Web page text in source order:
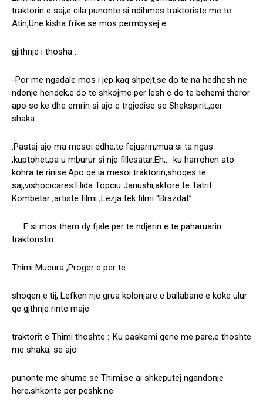
traktorin e saj,e cila punonte si ndihmes traktoriste me te
Atin,Une kisha frike se mos permbysej e
gjithnje i thosha :
-Por me ngadale mos i jep kaq shpejt,se do te na hedhesh ne
ndonje hendek,e do te shkojme per lesh e do te behemi theror
apo se ke dhe emrin si ajo e trgjedise se Shekspirit.,per
shaka…
.Pastaj ajo ma mesoi edhe,te fejuarin,mua si ta ngas
,kuptohet,pa u mburur si nje fillesatar.Eh,… ku harrohen ato
kohra te rinise.Apo qe ia mesoi traktorin,shoqes te
saj,vishocicares.Elida Topciu Janushi,aktore te Tatrit
Kombetar ,artiste filmi ,Lezja tek filmi “Brazdat”
E si mos them dy fjale per te ndjerin e te paharuarin
traktoristin
Thimi Mucura ,Proger e per te
shoqen e tij, Lefken nje grua kolonjare e ballabane e koke ulur
qe gjthnje rinte maje
traktorit e Thimi thoshte :-Ku paskemi qene me pare,e thoshte
me shaka, se ajo
punonte me shume se Thimi,se ai shkeputej ngandonje
here,shkonte per peshk ne